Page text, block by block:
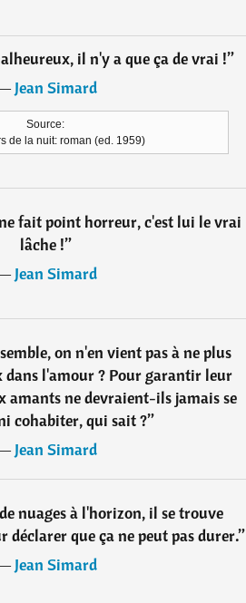
il n'y a que ça de vrai !”
Jean Simard
Source:
de la nuit: roman (ed. 1959)
fait point horreur, c'est lui le vrai
lâche !”
Jean Simard
on n'en vient pas à ne plus
l'amour ? Pour garantir leur
amants ne devraient-ils jamais se
cohabiter, qui sait ?”
Jean Simard
nuages à l'horizon, il se trouve
déclarer que ça ne peut pas durer.”
Jean Simard